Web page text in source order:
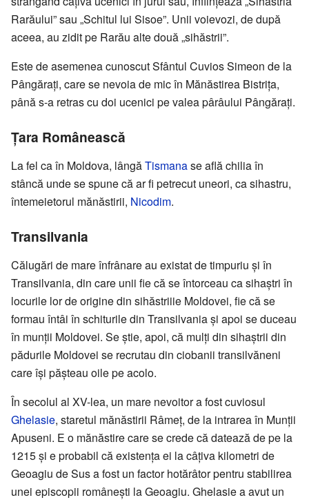
Rarăului” sau „Schitul lui Sisoe”. Unii voievozi, de după
aceea, au zidit pe Rarău alte două „sihăstrii”.
Este de asemenea cunoscut Sfântul Cuvios Simeon de la
Pângărați, care se nevoia de mic în Mănăstirea Bistrița,
până s-a retras cu doi ucenici pe valea pârâului Pângăraţi.
Țara Românească
La fel ca în Moldova, lângăTismanase află chilia în
stâncă unde se spune că ar fi petrecut uneori, ca sihastru,
întemeietorul mănăstirii, Nicodim.
Transilvania
Călugări de mare înfrânare au existat de timpuriu și în
Transilvania, din care unii fie că se întorceau ca sihaștri în
locurile lor de origine din sihăstriiie Moldovei, fie că se
formau întâi în schiturile din Transilvania și apoi se duceau
în munții Moldovei. Se știe, apoi, că mulți din sihaștrii din
pădurile Moldovei se recrutau din ciobanii transilvăneni
care își pășteau oile pe acolo.
În secolul al XV-lea, un mare nevoitor a fost cuviosul
Ghelasie, staretul mănăstirii Râmeț, de la intrarea în Munții
Apuseni. E o mănăstire care se crede că datează de pe la
1215 și e probabil că existența ei la câțiva kilometri de
Geoagiu de Sus a fost un factor hotărâtor pentru stabilirea
unei episcopii românești la Geoagiu. Ghelasie a avut un